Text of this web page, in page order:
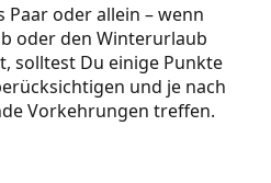
Paar oder allein – wenn
oder den Winterurlaub
solltest Du einige Punkte
und je nach
Vorkehrungen treffen.